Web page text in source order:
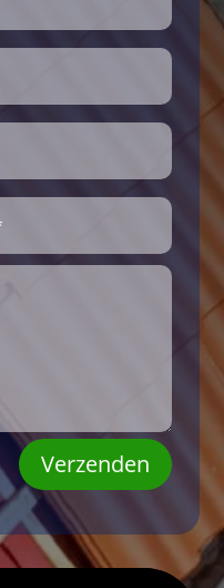
Verzenden